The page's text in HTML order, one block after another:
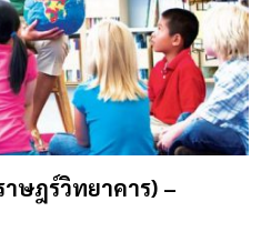
าษฎร์วิทยาคาร) –